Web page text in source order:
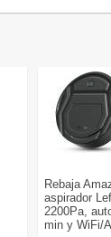
Rebaja
aspirador
2200Pa,
min y WiFi/